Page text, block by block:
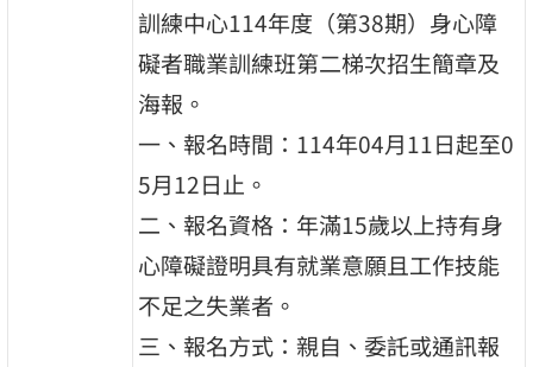
訓練中心114年度（第38期）身心障
礙者職業訓練班第二梯次招生簡章及
海報。
一、報名時間：114年04月11日起至0
5月12日止。
二、報名資格：年滿15歲以上持有身
心障礙證明具有就業意願且工作技能
不足之失業者。
三、報名方式：親自、委託或通訊報